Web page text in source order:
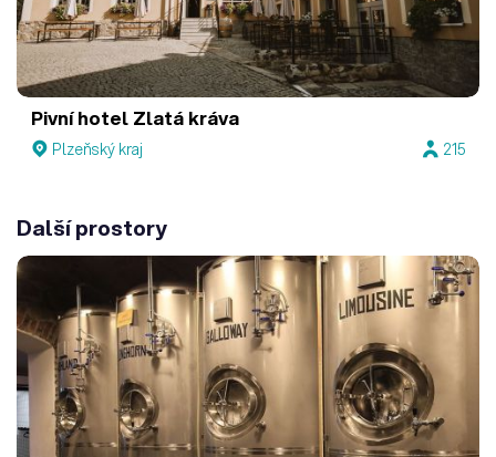
Pivní hotel Zlatá kráva
Plzeňský kraj 215
Další prostory